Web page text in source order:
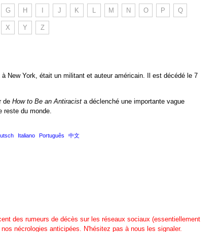
G H J K L M N O P Q
X Y Z
à New York, était un militant et auteur américain. Il est décédé le 7
de How to Be an Antiracist a déclenché une importante vague
reste du monde.
Italiano Português 中文
des rumeurs de décès sur les réseaux sociaux (essentiellement
nécrologies anticipées. N'hésitez pas à nous les signaler.